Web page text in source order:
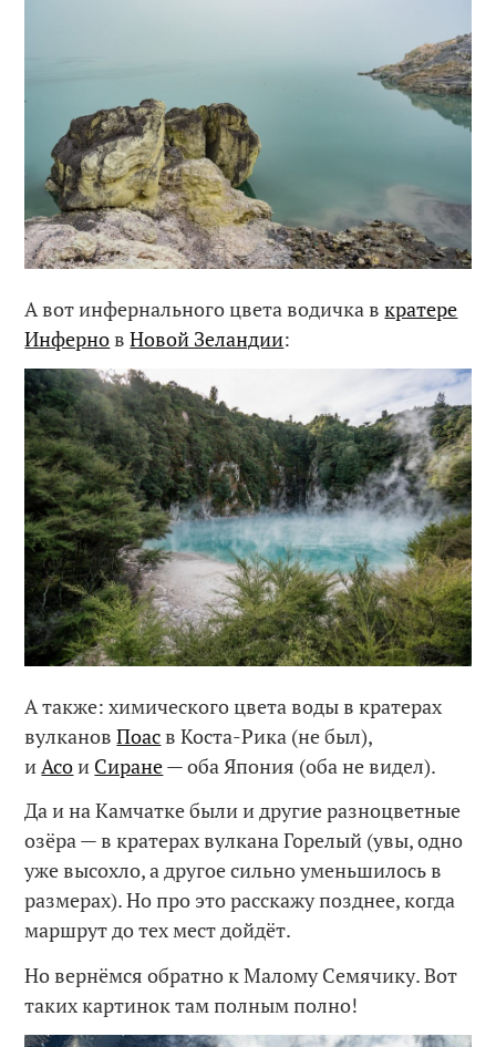
А вот инфернального цвета водичка вкратере
ИнферновНовой Зеландии:
А также: химического цвета воды в кратерах
вулкановПоасв Коста-Рика (не был),
и Асои Сиране— оба Япония (оба не видел).
Да и на Камчатке были и другие разноцветные
озёра — в кратерах вулкана Горелый (увы, одно
уже высохло, а другое сильно уменьшилось в
размерах). Но про это расскажу позднее, когда
маршрут до тех мест дойдёт.
Но вернёмся обратно к Малому Семячику. Вот
таких картинок там полным полно!